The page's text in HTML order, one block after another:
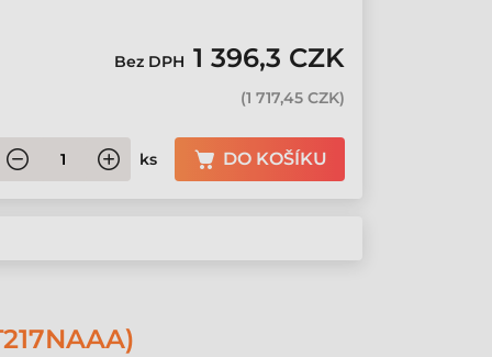
Bez DPH 1 396,3 CZK
(1 717,45 CZK)
ks DO KOŠÍKU